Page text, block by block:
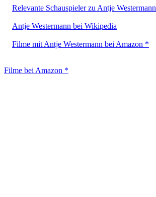
Relevante Schauspieler zu Antje Westermann
Antje Westermann bei Wikipedia
Filme mit Antje Westermann bei Amazon *
Filme bei Amazon *